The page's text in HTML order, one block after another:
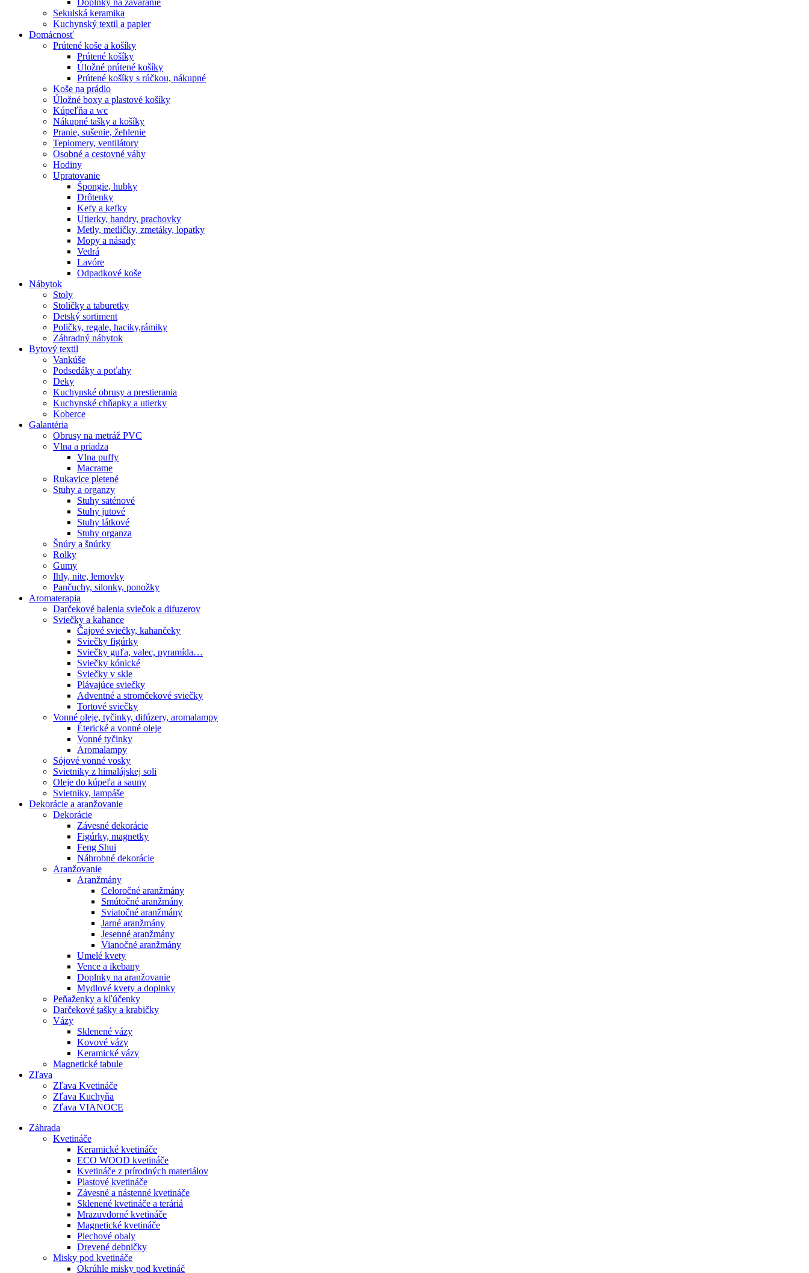
Doplnky na zaváranie
Sekulská keramika
Kuchynský textil a papier
Domácnosť
Prútené koše a košíky
Prútené košíky
Úložné prútené košíky
Prútené košíky s rúčkou, nákupné
Koše na prádlo
Úložné boxy a plastové košíky
Kúpeľňa a wc
Nákupné tašky a košíky
Pranie, sušenie, žehlenie
Teplomery, ventilátory
Osobné a cestovné váhy
Hodiny
Upratovanie
Špongie, hubky
Drôtenky
Kefy a kefky
Utierky, handry, prachovky
Metly, metličky, zmetáky, lopatky
Mopy a násady
Vedrá
Lavóre
Odpadkové koše
Nábytok
Stoly
Stoličky a taburetky
Detský sortiment
Poličky, regale, haciky,rámiky
Záhradný nábytok
Bytový textil
Vankúše
Podsedáky a poťahy
Deky
Kuchynské obrusy a prestierania
Kuchynské chňapky a utierky
Koberce
Galantéria
Obrusy na metráž PVC
Vlna a priadza
Vlna puffy
Macrame
Rukavice pletené
Stuhy a organzy
Stuhy saténové
Stuhy jutové
Stuhy látkové
Stuhy organza
Šnúry a šnúrky
Rolky
Gumy
Ihly, nite, lemovky
Pančuchy, silonky, ponožky
Aromaterapia
Darčekové balenia sviečok a difuzerov
Sviečky a kahance
Čajové sviečky, kahančeky
Sviečky figúrky
Sviečky guľa, valec, pyramída…
Sviečky kónické
Sviečky v skle
Plávajúce sviečky
Adventné a stromčekové sviečky
Tortové sviečky
Vonné oleje, tyčinky, difúzery, aromalampy
Éterické a vonné oleje
Vonné tyčinky
Aromalampy
Sójové vonné vosky
Svietniky z himalájskej soli
Oleje do kúpeľa a sauny
Svietniky, lampáše
Dekorácie a aranžovanie
Dekorácie
Závesné dekorácie
Figúrky, magnetky
Feng Shui
Náhrobné dekorácie
Aranžovanie
Aranžmány
Celoročné aranžmány
Smútočné aranžmány
Sviatočné aranžmány
Jarné aranžmány
Jesenné aranžmány
Vianočné aranžmány
Umelé kvety
Vence a ikebany
Doplnky na aranžovanie
Mydlové kvety a doplnky
Peňaženky a kľúčenky
Darčekové tašky a krabičky
Vázy
Sklenené vázy
Kovové vázy
Keramické vázy
Magnetické tabule
Zľava
Zľava Kvetináče
Zľava Kuchyňa
Zľava VIANOCE
Záhrada
Kvetináče
Keramické kvetináče
ECO WOOD kvetináče
Kvetináče z prírodných materiálov
Plastové kvetináče
Závesné a nástenné kvetináče
Sklenené kvetináče a teráriá
Mrazuvdorné kvetináče
Magnetické kvetináče
Plechové obaly
Drevené debničky
Misky pod kvetináče
Okrúhle misky pod kvetináč